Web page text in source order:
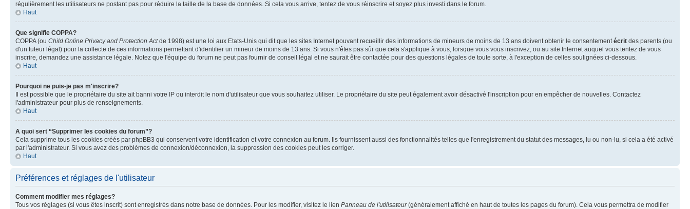
régulièrement les utilisateurs ne postant pas pour réduire la taille de la base de données. Si cela vous arrive, tentez de vous réinscrire et soyez plus investi dans le forum.
Haut
Que signifie COPPA?
COPPA (ou Child Online Privacy and Protection Actde 1998) est une loi aux Etats-Unis qui dit que les sites Internet pouvant recueillir des informations de mineurs de moins de 13 ans doivent obtenir le consentementécrit des parents (ou
d'un tuteur légal) pour la collecte de ces informations permettant d'identifier un mineur de moins de 13 ans. Si vous n'êtes pas sûr que cela s'applique à vous, lorsque vous vous inscrivez, ou au site Internet auquel vous tentez de vous
inscrire, demandez une assistance légale. Notez que l'équipe du forum ne peut pas fournir de conseil légal et ne saurait être contactée pour des questions légales de toute sorte, à l'exception de celles soulignées ci-dessous.
Haut
Pourquoi ne puis-je pas m'inscrire?
Il est possible que le propriétaire du site ait banni votre IP ou interdit le nom d'utilisateur que vous souhaitez utiliser. Le propriétaire du site peut également avoir désactivé l'inscription pour en empêcher de nouvelles. Contactez
l'administrateur pour plus de renseignements.
Haut
A quoi sert “Supprimer les cookies du forum”?
Cela supprime tous les cookies créés par phpBB3 qui conservent votre identification et votre connexion au forum. Ils fournissent aussi des fonctionnalités telles que l'enregistrement du statut des messages, lu ou non-lu, si cela a été activé
par l'administrateur. Si vous avez des problèmes de connexion/déconnexion, la suppression des cookies peut les corriger.
Haut
Préférences et réglages de l'utilisateur
Comment modifier mes réglages?
Tous vos réglages (si vous êtes inscrit) sont enregistrés dans notre base de données. Pour les modifier, visitez le lien Panneau de l'utilisateur(généralement affiché en haut de toutes les pages du forum). Cela vous permettra de modifier